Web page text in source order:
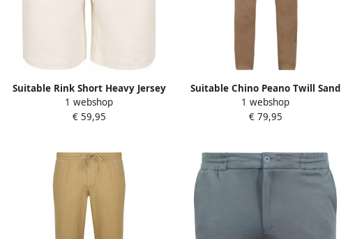
Suitable Rink Short Heavy Jersey
Ecru
1 webshop
€ 59,95
Suitable Chino Peano Twill Sand
1 webshop
€ 79,95